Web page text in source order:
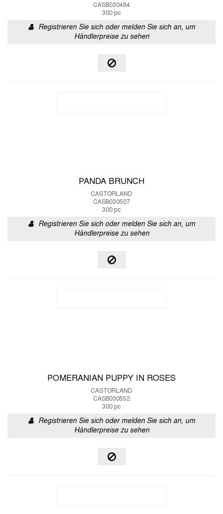
CASB030484
300 pc
Registrieren Sie sich oder melden Sie sich an, um
Händlerpreise zu sehen
PANDA BRUNCH
CASTORLAND
CASB030507
300 pc
Registrieren Sie sich oder melden Sie sich an, um
Händlerpreise zu sehen
POMERANIAN PUPPY IN ROSES
CASTORLAND
CASB030552
300 pc
Registrieren Sie sich oder melden Sie sich an, um
Händlerpreise zu sehen